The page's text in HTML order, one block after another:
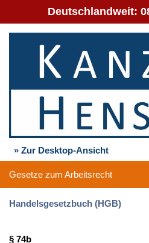
Deutschlandweit:
» Zur Desktop-Ansicht
Gesetze zum Arbeitsrecht
Handelsgesetzbuch (HGB)
§ 74b